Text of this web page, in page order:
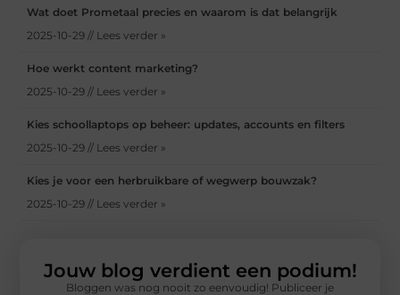
Wat doet Prometaal precies en waarom is dat belangrijk
2025-10-29 // Lees verder »
Hoe werkt content marketing?
2025-10-29 // Lees verder »
Kies schoollaptops op beheer: updates, accounts en filters
2025-10-29 // Lees verder »
Kies je voor een herbruikbare of wegwerp bouwzak?
2025-10-29 // Lees verder »
Jouw blog verdient een podium!
Bloggen was nog nooit zo eenvoudig! Publiceer je